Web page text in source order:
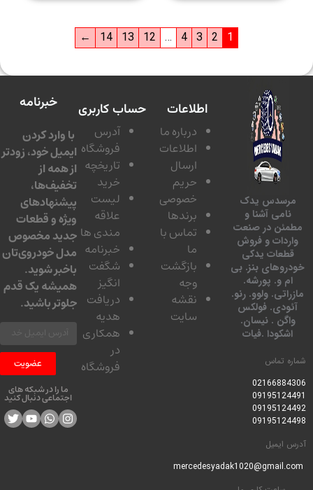
1
2
3
4
…
12
13
14
←
مرسدس یدک
نامی آشنا و
مطمئن در صنعت
واردات و فروش
قطعات یدکی
خودروهای بنز. بی
ام و. پورشه.
مازراتی. ولوو. رنو.
آئودی. فولکس
واگن . نیسان.
اشکودا .فیات
شماره تماس
02166884306
09195124491
09195124492
09195124498
آدرس ایمیل
اطلاعات
درباره ما
اطلاعات
ارسال
حریم
خصوصی
برندها
تماس با
ما
بازگشت
وجه
نقشه
سایت
حساب کاربری
آدرس
فروشگاه
تاریخچه
خرید
لیست
علاقه
مندی ها
خبرنامه
شگفت
انگیز
دریافت
هدیه
همکاری
در
فروشگاه
خبرنامه
با وارد کردن
ایمیل خود، زودتر
از همه از
تخفیف‌ها،
پیشنهادهای
ویژه و قطعات
جدید مخصوص
مدل خودروی‌تان
باخبر شوید.
همیشه یک قدم
جلوتر باشید.
عضویت
ما را در شبکه های
اجتماعی دنبال کنید